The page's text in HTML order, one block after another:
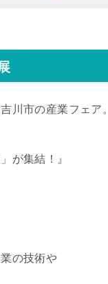
川市の産業フェア。
が集結！』
の技術や